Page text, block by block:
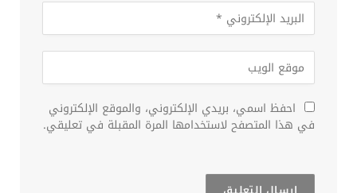
احفظ اسمي، بريدي الإلكتروني، والموقع الإلكتروني
في هذا المتصفح لاستخدامها المرة المقبلة في تعليقي.